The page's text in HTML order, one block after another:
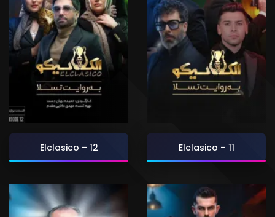
Elclasico – 12 Elclasico – 11